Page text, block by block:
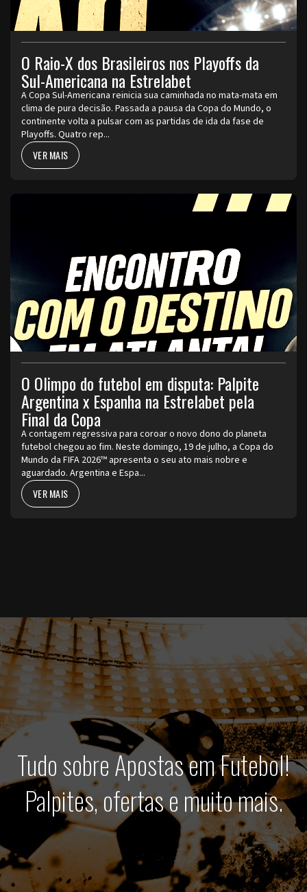
O Raio-X dos Brasileiros nos Playoffs da
Sul-Americana na Estrelabet
A Copa Sul-Americana reinicia sua caminhada no mata-mata em
clima de pura decisão. Passada a pausa da Copa do Mundo, o
continente volta a pulsar com as partidas de ida da fase de
Playoffs. Quatro rep...
VER MAIS
O Olimpo do futebol em disputa: Palpite
Argentina x Espanha na Estrelabet pela
Final da Copa
A contagem regressiva para coroar o novo dono do planeta
futebol chegou ao fim. Neste domingo, 19 de julho, a Copa do
Mundo da FIFA 2026™ apresenta o seu ato mais nobre e
aguardado. Argentina e Espa...
VER MAIS
Tudo sobre Apostas em Futebol!
Palpites, ofertas e muito mais.